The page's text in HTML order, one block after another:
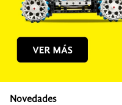
Novedades